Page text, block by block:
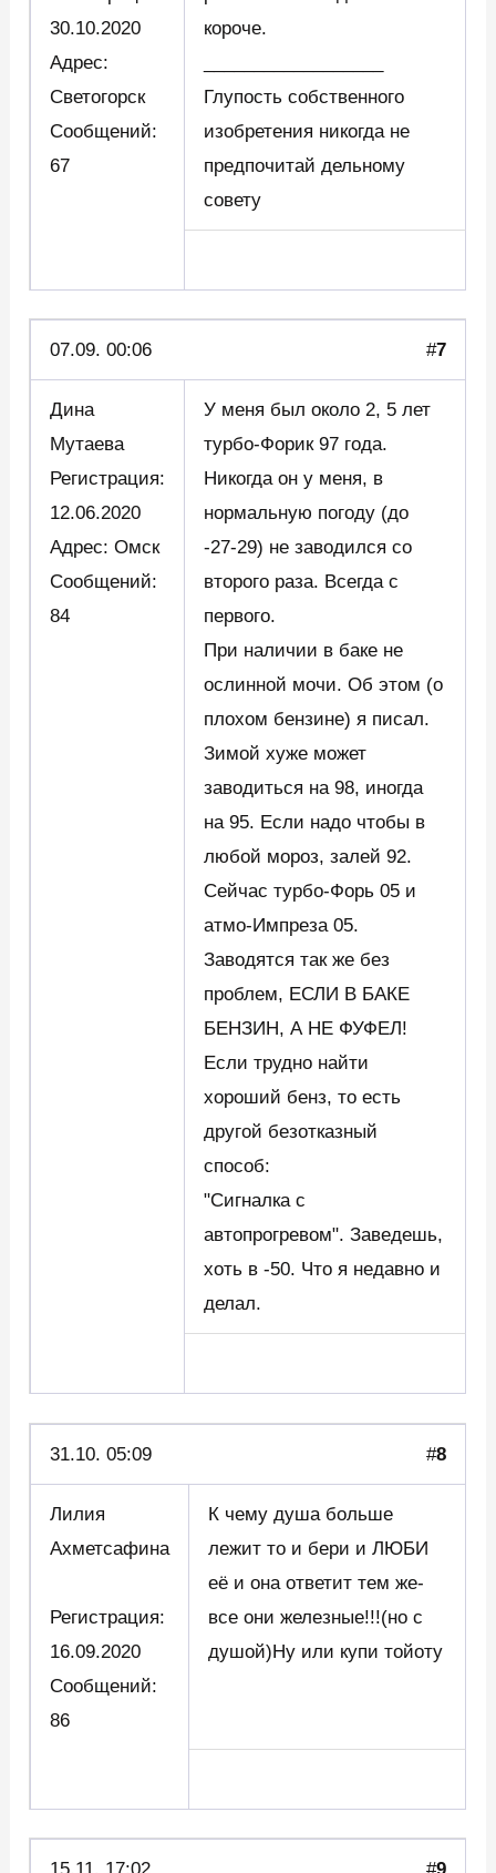
30.10.2020
Адрес:
Светогорск
Сообщений:
67
короче.
Глупость собственного
изобретения никогда не
предпочитай дельному
совету
07.09. 00:06 #7
Дина
Мутаева
Регистрация:
12.06.2020
Адрес: Омск
Сообщений:
84
У меня был около 2, 5 лет
турбо-Форик 97 года.
Никогда он у меня, в
нормальную погоду (до
-27-29) не заводился со
второго раза. Всегда с
первого.
При наличии в баке не
ослинной мочи. Об этом (о
плохом бензине) я писал.
Зимой хуже может
заводиться на 98, иногда
на 95. Если надо чтобы в
любой мороз, залей 92.
Сейчас турбо-Форь 05 и
атмо-Импреза 05.
Заводятся так же без
проблем, ЕСЛИ В БАКЕ
БЕНЗИН, А НЕ ФУФЕЛ!
Если трудно найти
хороший бенз, то есть
другой безотказный
способ:
"Сигналка с
автопрогревом". Заведешь,
хоть в -50. Что я недавно и
делал.
31.10. 05:09 #8
Лилия
Ахметсафина
Регистрация:
16.09.2020
Сообщений:
86
К чему душа больше
лежит то и бери и ЛЮБИ
её и она ответит тем же-
все они железные!!!(но с
душой)Ну или купи тойоту